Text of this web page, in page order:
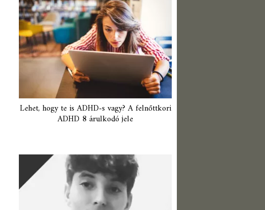
Lehet, hogy te is ADHD-s vagy? A felnőttkori
ADHD 8 árulkodó jele